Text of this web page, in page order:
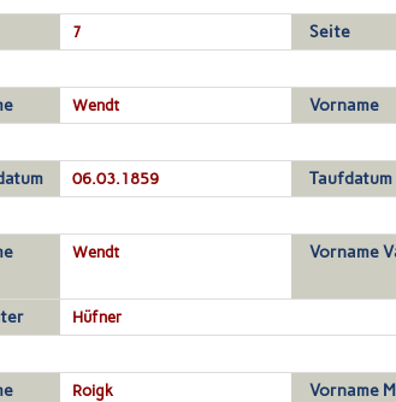
7 Seite
Wendt Vorname
06.03.1859 Taufdatum
Wendt Vorname
Hüfner
Roigk Vorname